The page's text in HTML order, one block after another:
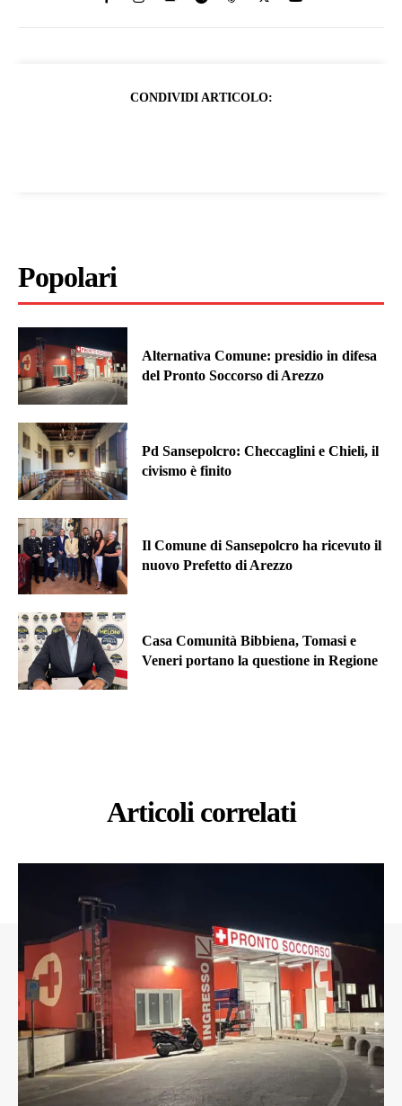
CONDIVIDI ARTICOLO:
Popolari
Alternativa Comune: presidio in difesa
del Pronto Soccorso di Arezzo
Pd Sansepolcro: Checcaglini e Chieli, il
civismo è finito
Il Comune di Sansepolcro ha ricevuto il
nuovo Prefetto di Arezzo
Casa Comunità Bibbiena, Tomasi e
Veneri portano la questione in Regione
Articoli correlati